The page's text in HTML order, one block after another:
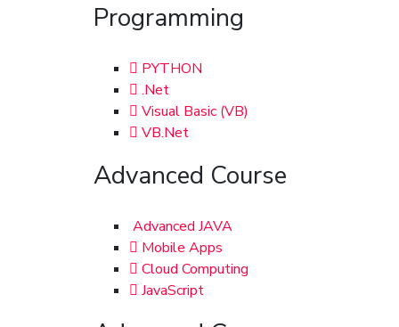
Programming
PYTHON
.Net
Visual Basic (VB)
VB.Net
Advanced Course
Advanced JAVA
Mobile Apps
Cloud Computing
JavaScript